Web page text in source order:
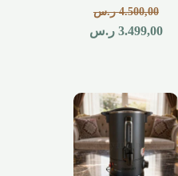
4.500,00 ر.س
3.499,00 ر.س